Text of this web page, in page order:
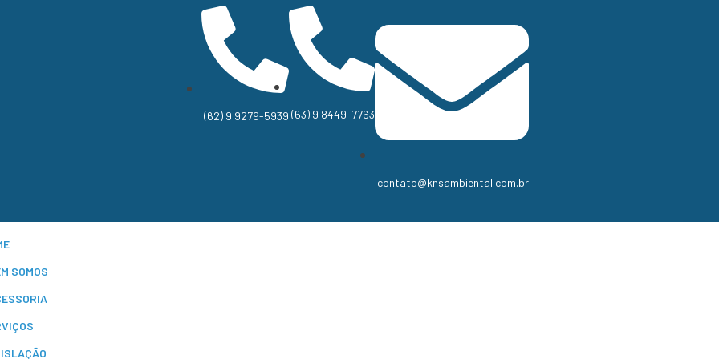
(62) 9 9279-5939 (63) 9 8449-7763
contato@knsambiental.com.br
SOMOS